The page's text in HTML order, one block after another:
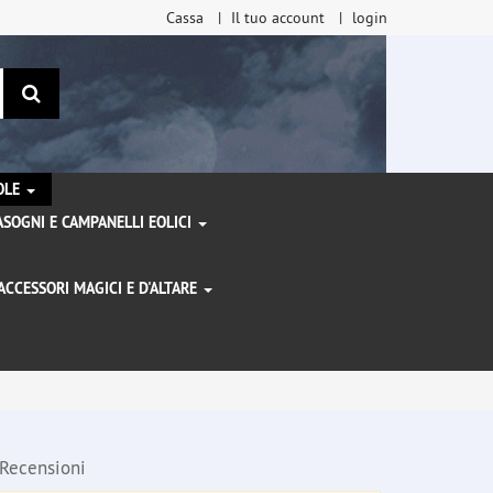
Cassa Il tuo account login
ricerca
E CAMPANELLI EOLICI
MAGICI E D'ALTARE
Recensioni